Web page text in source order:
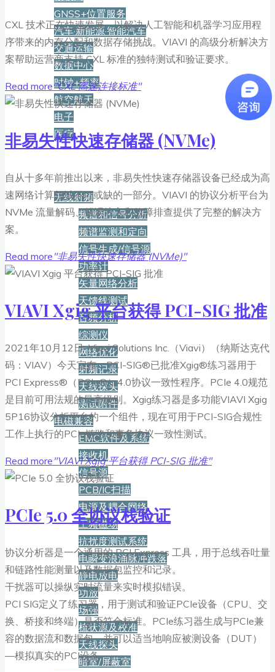
GNSS+位置服务
汽车·新能源·智能汽车
交通运输
数据中心
时钟+频率
航空航天
电子
医疗
无线射频
频谱和信号分析
频谱监测和定向
信号生成/信号源
功率计
矢量网络分析
天馈线测试
音频分析
综测仪
网络优化
射频记录
天线探头
测试附件
电磁兼容
EMC软件及系统
接收机
信号源
PCB/IC扫描
电源及耦合网络
工频磁场
抗扰度测试系统
电瞬变浪涌脉冲跌落
静电放电
功放
场强
梳状源及校准
天线探头
暗室/屏蔽室
CXL 技术正在快速发展，以解决人工智能和机器学习应用程
序带来的内存分配和数据存储挑战。VIAVI 的高级分析解决方
案帮助运营商支持 CXL 标准的独特测试和验证要求。
Read more"CXL 高速连接标准"
非易失性快速存储器 (NVMe)
自从十多年前推出以来，非易失性快速存储器设备已经成为高
速网络计算领域不可或缺的一部分。VIAVI 的协议分析平台为
NVMe 流量解码、错误注入和故障排查提供了完整的解决方
案。
Read more "非易失性快速存储器 (NVMe)"
VIAVI Xgig 平台获得 PCI-SIG 批准
2021年10月12日–Viavi Solutions Inc.（Viavi）（纳斯达克代
码：VIAV）今天宣布，PCI-SIG®已批准Xgig®练习器用于
PCI Express®（PCIe®）4.0协议一致性程序。PCIe 4.0规范
是目前可用法规的最高级别。Xgig练习器是多功能VIAVI Xgig
5P16协议分析平台的一个组件，现在可用于PCI-SIG合规性
工作上执行的PCIe链路和事务协议一致性测试。
Read more "VIAVI Xgig 平台获得 PCI-SIG 批准"
PCIe 5.0 全协议栈验证
协议分析器是一个通用的 PCI Express 工具，用于总线吞吐量
和链路性能测量以及数据包监控和记录。
干扰器可以操纵实时流量来实时模拟错误。
PCI SIG定义了练习器，用于测试和验证PCIe设备（CPU、交
换、桥接和终端）是否符合标准。PCIe练习器生成与PCIe兼
容的数据流和数据包，并可以适当地响应被测设备（DUT）
—模拟真实的PCI设备